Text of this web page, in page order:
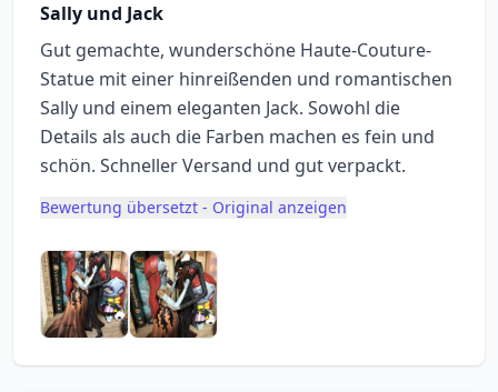
Sally und Jack
Gut gemachte, wunderschöne Haute-Couture-
Statue mit einer hinreißenden und romantischen
Sally und einem eleganten Jack. Sowohl die
Details als auch die Farben machen es fein und
schön. Schneller Versand und gut verpackt.
Bewertung übersetzt - Original anzeigen